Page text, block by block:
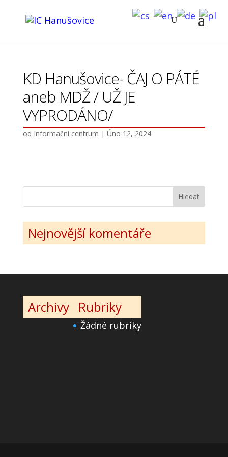
KD Hanušovice- ČAJ O PÁTÉ
aneb MDŽ / UŽ JE
VYPRODÁNO/
od Informační centrum | Úno 12, 2024
Nejnovější komentáře
Archivy Rubriky
Žádné rubriky